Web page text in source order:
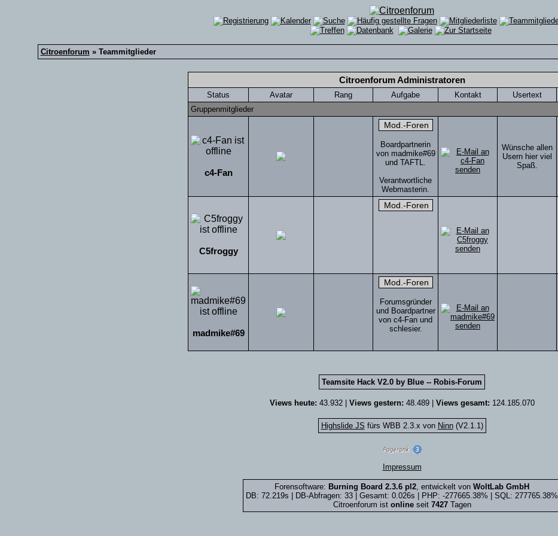
Citroenforum » Teammitglieder
Citroenforum Administratoren
Status Avatar Rang Aufgabe Kontakt Usertext
Gruppenmitglieder
c4-Fan
Boardpartnerin
von madmike#69
und TAFTL.
Verantwortliche
Webmasterin.
Wünsche allen
Usern hier viel
Spaß.
C5froggy
madmike#69
Forumsgründer
und Boardpartner
von c4-Fan und
schlesier.
Teamsite Hack V2.0 by Blue -- Robis-Forum
Views heute: 43.932 | Views gestern: 48.489 | Views gesamt: 124.185.070
Highslide JS fürs WBB 2.3.x von Ninn(V2.1.1)
Impressum
Forensoftware: Burning Board 2.3.6 pl2, entwickelt von WoltLab GmbH
DB: 72.219s | DB-Abfragen: 33 | Gesamt: 0.026s | PHP: -277665.38% | SQL: 277765.38%
Citroenforum ist onlineseit 7427Tagen